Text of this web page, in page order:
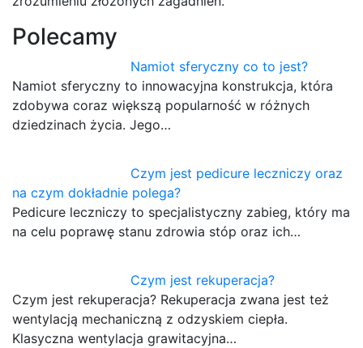
Polecamy
Namiot sferyczny co to jest?
Namiot sferyczny to innowacyjna konstrukcja, która
zdobywa coraz większą popularność w różnych
dziedzinach życia. Jego…
Czym jest pedicure leczniczy oraz
na czym dokładnie polega?
Pedicure leczniczy to specjalistyczny zabieg, który ma
na celu poprawę stanu zdrowia stóp oraz ich…
Czym jest rekuperacja?
Czym jest rekuperacja? Rekuperacja zwana jest też
wentylacją mechaniczną z odzyskiem ciepła.
Klasyczna wentylacja grawitacyjna…